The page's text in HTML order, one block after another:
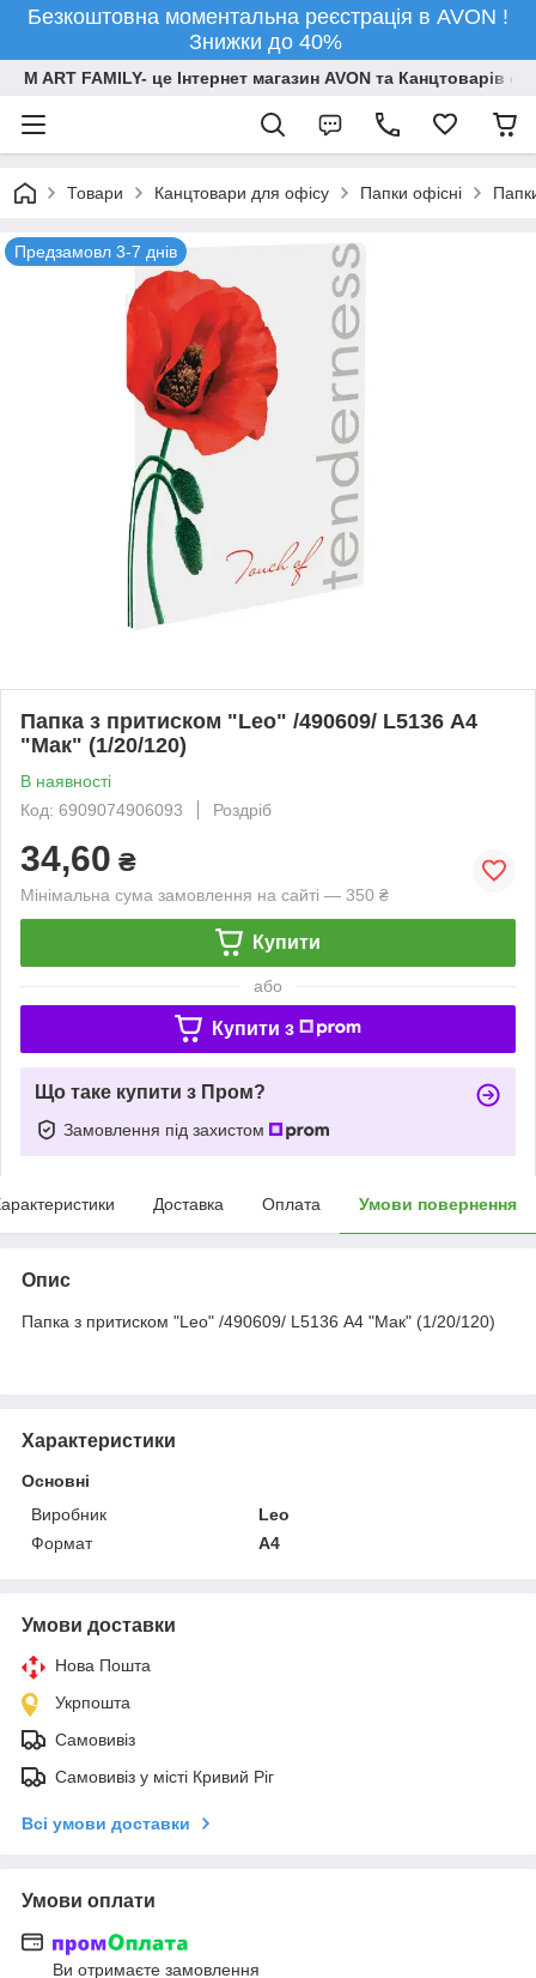
Безкоштовна моментальна реєстрація в AVON !
Знижки до 40%
M ART FAMILY- це Інтернет магазин AVON та Канцтоварів
Товари Канцтовари для офiсу Папки офісні
Предзамовл 3-7 днів
Папка з притиском "Leo" /490609/ L5136 А4
"Мак" (1/20/120)
В наявності
Код: 6909074906093
Роздріб
34,60 ₴
Мінімальна сума замовлення на сайті — 350 ₴
Купити
або
Купити з
Що таке купити з Пром?
Замовлення під захистом
Доставка Оплата Умови повернення
Опис
Папка з притиском "Leo" /490609/ L5136 А4 "Мак" (1/20/120)
Характеристики
Основні
Виробник
Leo
Формат
A4
Умови доставки
Нова Пошта
Укрпошта
Самовивіз
Самовивіз у місті Кривий Ріг
Всі умови доставки
Умови оплати
Ви отримаєте замовлення